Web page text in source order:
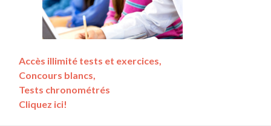
Accès illimité tests et exercices,
Concours blancs,
Tests chronométrés
Cliquez ici!